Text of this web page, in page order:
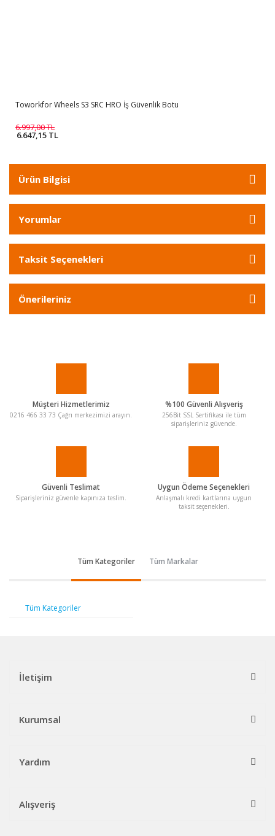
Toworkfor Wheels S3 SRC HRO İş Güvenlik Botu
6.997,00 TL
6.647,15 TL
Ürün Bilgisi
Yorumlar
Taksit Seçenekleri
Önerileriniz
Müşteri Hizmetlerimiz
0216 466 33 73 Çağrı merkezimizi arayın.
%100 Güvenli Alışveriş
256Bit SSL Sertifikası ile tüm
siparişleriniz güvende.
Güvenli Teslimat
Siparişleriniz güvenle kapınıza teslim.
Uygun Ödeme Seçenekleri
Anlaşmalı kredi kartlarına uygun
taksit seçenekleri.
Tüm Kategoriler Tüm Markalar
Tüm Kategoriler
İletişim
Kurumsal
Yardım
Alışveriş